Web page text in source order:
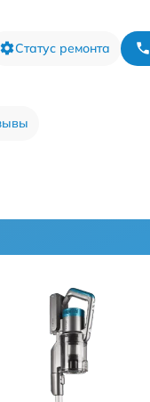
Статус ремонта